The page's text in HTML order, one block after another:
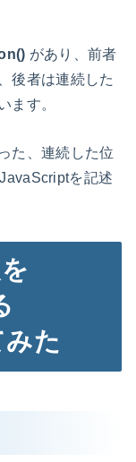
があり、前者
後者は連続した
ます。
た、連続した位
を記述
た